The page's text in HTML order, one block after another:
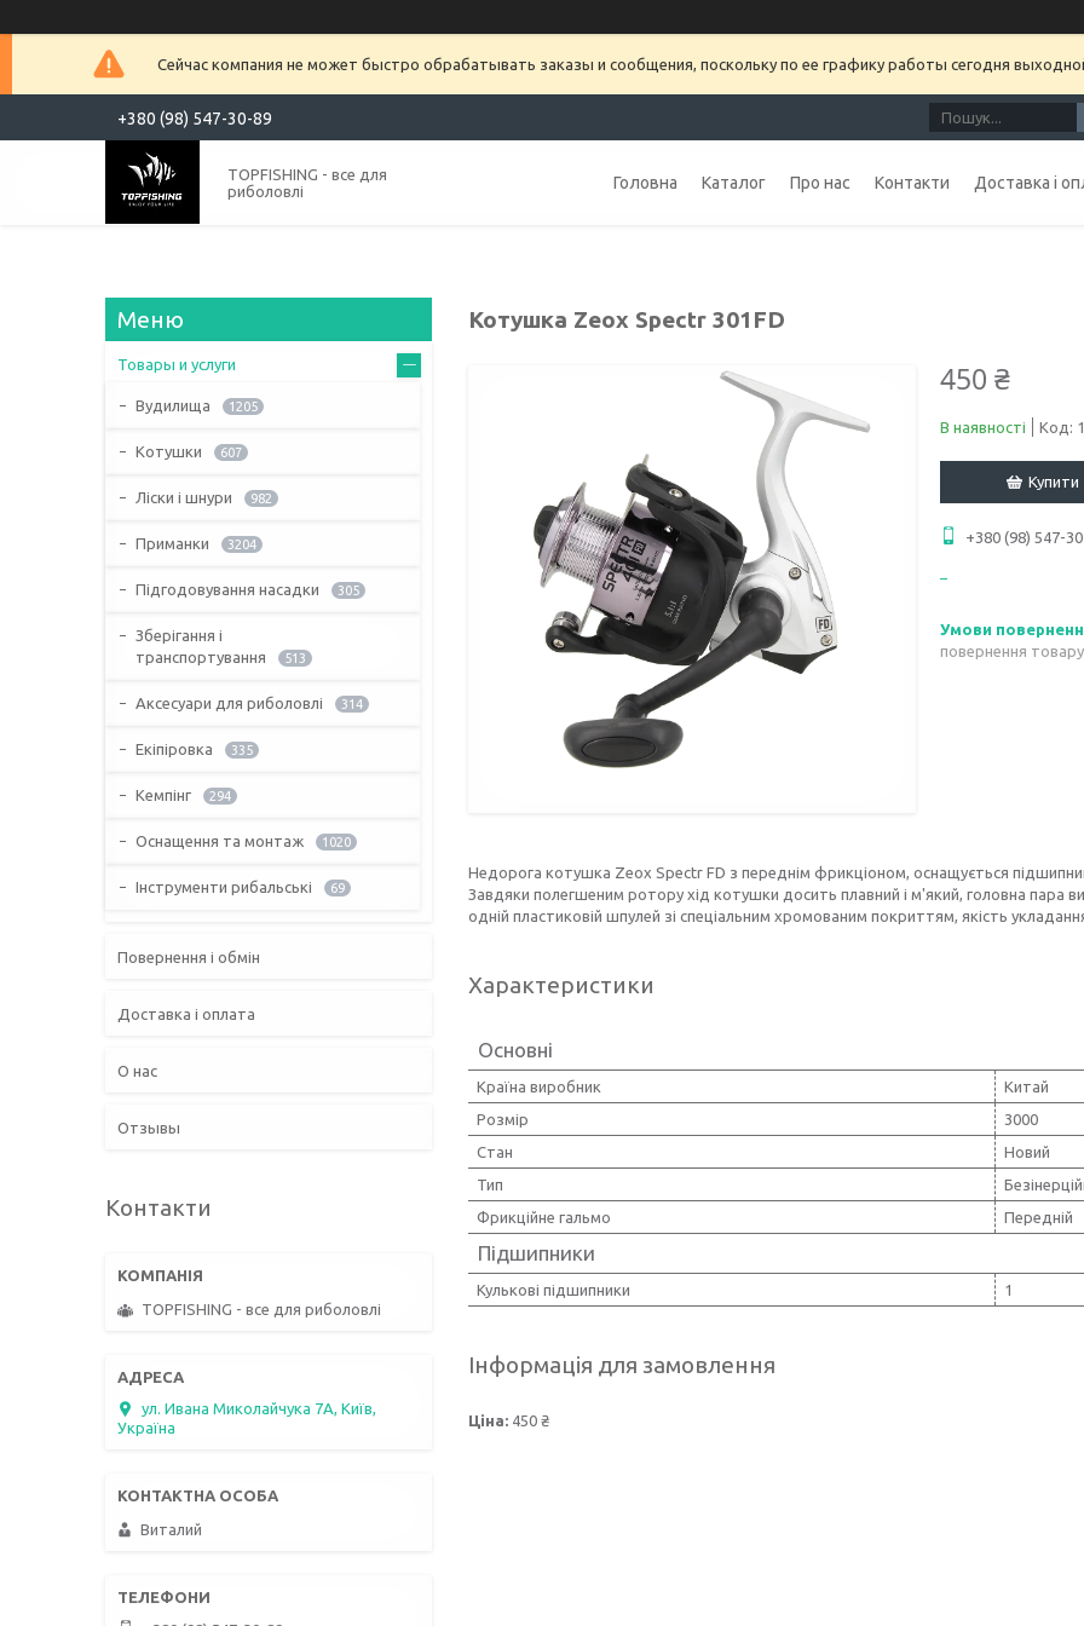
Сейчас компания не может быстро обрабатывать заказы и сообщения, поскольку по ее графику работы сегодня
+380 (98) 547-30-89
TOPFISHING - все для
риболовлі
Головна Каталог Про нас Контакти Доставка і
Котушка Zeox Spectr 301FD
450 ₴
В наявності Код:
Купити
+380 (98) 547-
повернення
Недорога котушка Zeox Spectr FD з переднім фрикціоном, оснащується
Завдяки полегшеним ротору хід котушки досить плавний і м'який, головна пара
одній пластиковій шпулей зі спеціальним хромованим покриттям, якість
Характеристики
Основні
Країна виробник
Китай
Розмір
3000
Стан
Новий
Тип
Фрикційне гальмо
Передній
Підшипники
Кулькові підшипники 1
Інформація для замовлення
Ціна: 450 ₴
Товары и услуги
Вудилища 1205
Котушки 607
Ліски і шнури 982
Приманки 3204
Підгодовування насадки 305
Зберігання і
транспортування
513
Аксесуари для риболовлі 314
Екіпіровка 335
Кемпінг 294
Оснащення та монтаж 1020
Інструменти рибальські 69
Повернення і обмін
Доставка і оплата
О нас
Отзывы
Контакти
TOPFISHING - все для риболовлі
ул. Ивана Миколайчука 7А, Київ,
Україна
Виталий